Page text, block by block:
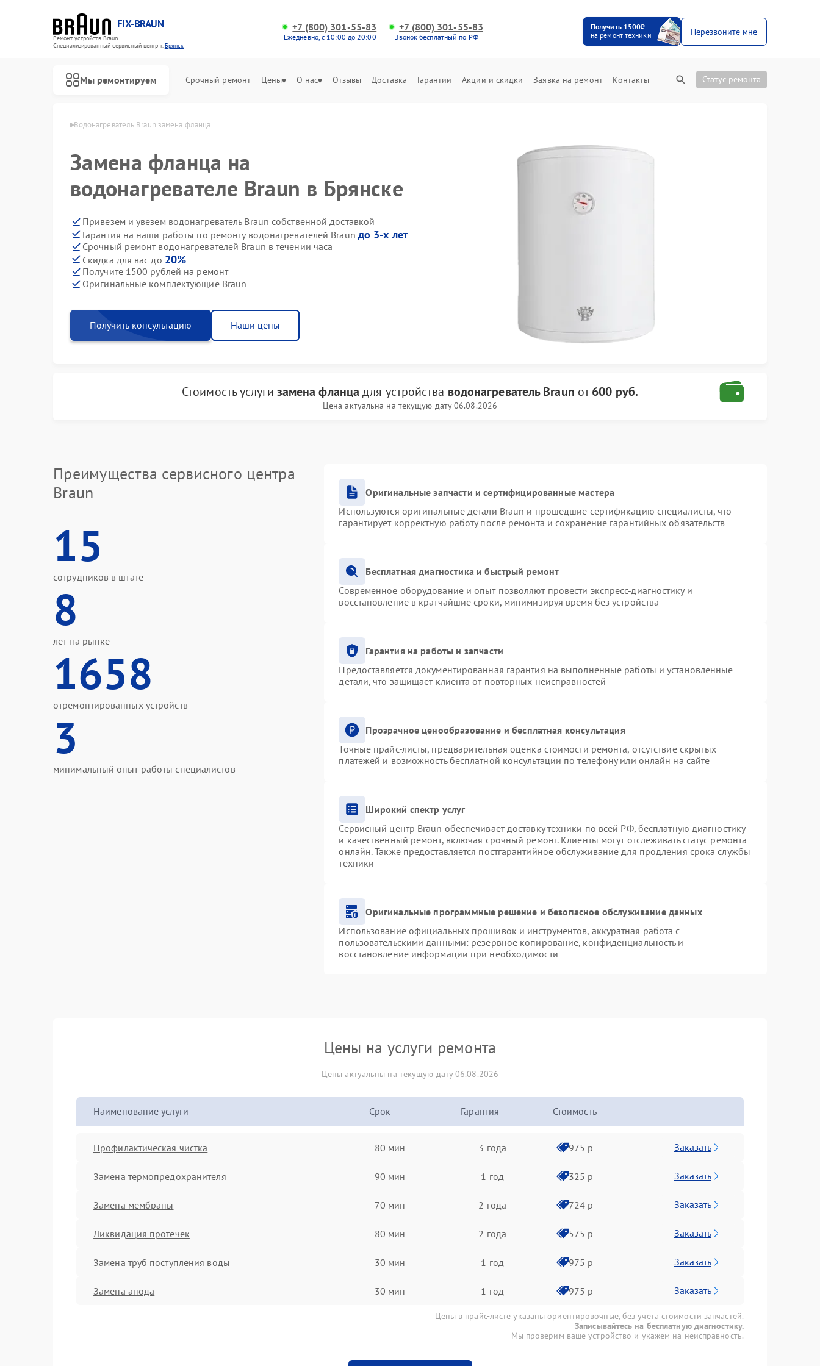
FIX-BRAUN
Ремонт устройств Braun
Специализированный cервисный центр г.Брянск
+7 (800) 301-55-83
Ежедневно, с 10:00 до 20:00
+7 (800) 301-55-83
Звонок бесплатный по РФ
Получить 1500₽
на ремонт техники
Перезвоните мне
Мы ремонтируем Срочный ремонт Цены О нас Отзывы Доставка Гарантии Акции и скидки Заявка на ремонт Контакты Статус ремонта
Водонагреватель Braun замена фланца
Замена фланца на
водонагревателе Braun в Брянске
Привезем и увезем водонагреватель Braun собственной доставкой
Гарантия на наши работы по ремонту водонагревателей Braun до 3-х лет
Срочный ремонт водонагревателей Braun в течении часа
Скидка для вас до 20%
Получите 1500 рублей на ремонт
Оригинальные комплектующие Braun
Получить консультацию Наши цены
Стоимость услуги замена фланца для устройства водонагреватель Braun от600 руб.
Цена актуальна на текущую дату 06.08.2026
Преимущества сервисного центра
Braun
15
сотрудников в штате
8
лет на рынке
1658
отремонтированных устройств
3
минимальный опыт работы специалистов
Оригинальные запчасти и сертифицированные мастера
Используются оригинальные детали Braun и прошедшие сертификацию специалисты, что
гарантирует корректную работу после ремонта и сохранение гарантийных обязательств
Бесплатная диагностика и быстрый ремонт
Современное оборудование и опыт позволяют провести экспресс-диагностику и
восстановление в кратчайшие сроки, минимизируя время без устройства
Гарантия на работы и запчасти
Предоставляется документированная гарантия на выполненные работы и установленные
детали, что защищает клиента от повторных неисправностей
Прозрачное ценообразование и бесплатная консультация
Точные прайс-листы, предварительная оценка стоимости ремонта, отсутствие скрытых
платежей и возможность бесплатной консультации по телефону или онлайн на сайте
Широкий спектр услуг
Сервисный центр Braun обеспечивает доставку техники по всей РФ, бесплатную диагностику
и качественный ремонт, включая срочный ремонт. Клиенты могут отслеживать статус ремонта
онлайн. Также предоставляется постгарантийное обслуживание для продления срока службы
техники
Оригинальные программные решение и безопасное обслуживание данных
Использование официальных прошивок и инструментов, аккуратная работа с
пользовательскими данными: резервное копирование, конфиденциальность и
восстановление информации при необходимости
Цены на услуги ремонта
Цены актуальны на текущую дату 06.08.2026
Наименование услуги Срок Гарантия Стоимость
Профилактическая чистка 80 мин 3 года 975 р Заказать
Замена термопредохранителя 90 мин 1 год 325 р Заказать
Замена мембраны 70 мин 2 года 724 р Заказать
Ликвидация протечек 80 мин 2 года 575 р Заказать
Замена труб поступления воды 30 мин 1 год 975 р Заказать
Замена анода 30 мин 1 год 975 р Заказать
Цены в прайс-листе указаны ориентировочные, без учета стоимости запчастей.
Записывайтесь на бесплатную диагностику.
Мы проверим ваше устройство и укажем на неисправность.